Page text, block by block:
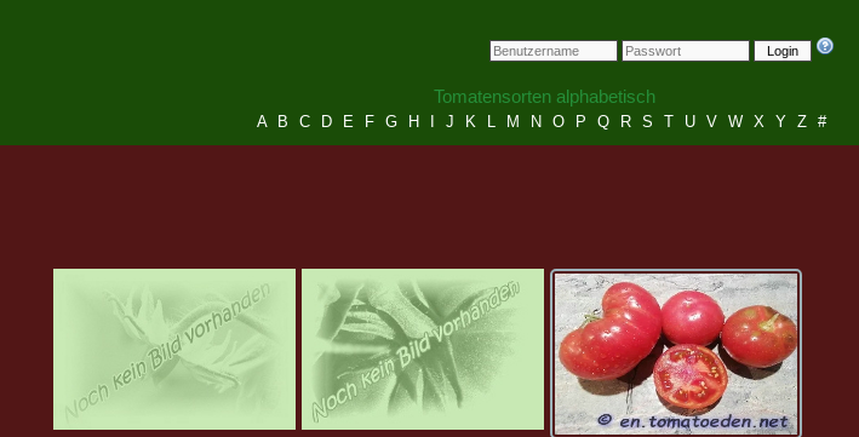
Login
Tomatensorten alphabetisch
A B C D E F G H J K L M N O P Q R S T U V W X Y Z #